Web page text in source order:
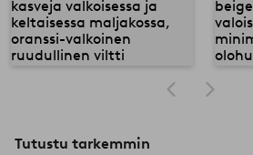
Tutustu tarkemmin